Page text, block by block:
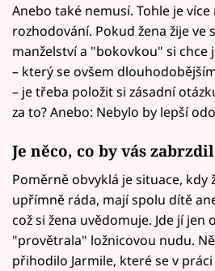
Anebo také nemusí. Tohle je více
rozhodování. Pokud žena žije ve
manželství a "bokovkou" si
– který se ovšem
– je třeba položit si zásadní
za to? Anebo: Nebylo by lepší
Je něco, co by vás
Poměrně obvyklá je situace, kdy
upřímně ráda, mají spolu dítě
což si žena uvědomuje. Jde jí jen
"provětrala" ložnicovou nudu.
přihodilo Jarmile, které se v